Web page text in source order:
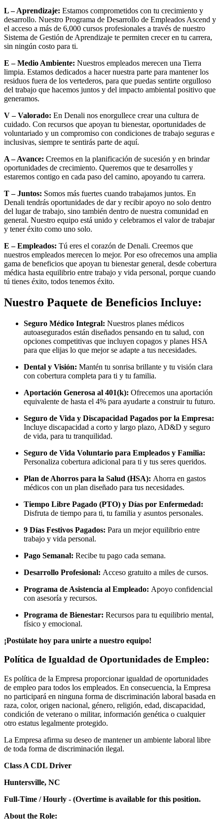
L – Aprendizaje: Estamos comprometidos con tu crecimiento y
desarrollo. Nuestro Programa de Desarrollo de Empleados Ascend y
el acceso a más de 6,000 cursos profesionales a través de nuestro
Sistema de Gestión de Aprendizaje te permiten crecer en tu carrera,
sin ningún costo para ti.
E – Medio Ambiente: Nuestros empleados merecen una Tierra
limpia. Estamos dedicados a hacer nuestra parte para mantener los
residuos fuera de los vertederos, para que puedas sentirte orgulloso
del trabajo que hacemos juntos y del impacto ambiental positivo que
generamos.
V – Valorado: En Denali nos enorgullece crear una cultura de
cuidado. Con recursos que apoyan tu bienestar, oportunidades de
voluntariado y un compromiso con condiciones de trabajo seguras e
inclusivas, siempre te sentirás parte de aquí.
A – Avance: Creemos en la planificación de sucesión y en brindar
oportunidades de crecimiento. Queremos que te desarrolles y
estaremos contigo en cada paso del camino, apoyando tu carrera.
T – Juntos: Somos más fuertes cuando trabajamos juntos. En
Denali tendrás oportunidades de dar y recibir apoyo no solo dentro
del lugar de trabajo, sino también dentro de nuestra comunidad en
general. Nuestro equipo está unido y celebramos el valor de trabajar
y tener éxito como uno solo.
E – Empleados: Tú eres el corazón de Denali. Creemos que
nuestros empleados merecen lo mejor. Por eso ofrecemos una amplia
gama de beneficios que apoyan tu bienestar general, desde cobertura
médica hasta equilibrio entre trabajo y vida personal, porque cuando
tú tienes éxito, todos tenemos éxito.
Nuestro Paquete de Beneficios Incluye:
Seguro Médico Integral: Nuestros planes médicos
autoasegurados están diseñados pensando en tu salud, con
opciones competitivas que incluyen copagos y planes HSA
para que elijas lo que mejor se adapte a tus necesidades.
Dental y Visión: Mantén tu sonrisa brillante y tu visión clara
con cobertura completa para ti y tu familia.
Aportación Generosa al 401(k): Ofrecemos una aportación
equivalente de hasta el 4% para ayudarte a construir tu futuro.
Seguro de Vida y Discapacidad Pagados por la Empresa:
Incluye discapacidad a corto y largo plazo, AD&D y seguro
de vida, para tu tranquilidad.
Seguro de Vida Voluntario para Empleados y Familia:
Personaliza cobertura adicional para ti y tus seres queridos.
Plan de Ahorros para la Salud (HSA): Ahorra en gastos
médicos con un plan diseñado para tus necesidades.
Tiempo Libre Pagado (PTO) y Días por Enfermedad:
Disfruta de tiempo para ti, tu familia y asuntos personales.
9 Días Festivos Pagados: Para un mejor equilibrio entre
trabajo y vida personal.
Pago Semanal: Recibe tu pago cada semana.
Desarrollo Profesional: Acceso gratuito a miles de cursos.
Programa de Asistencia al Empleado: Apoyo confidencial
con asesoría y recursos.
Programa de Bienestar: Recursos para tu equilibrio mental,
físico y emocional.
¡Postúlate hoy para unirte a nuestro equipo!
Política de Igualdad de Oportunidades de Empleo:
Es política de la Empresa proporcionar igualdad de oportunidades
de empleo para todos los empleados. En consecuencia, la Empresa
no participará en ninguna forma de discriminación laboral basada en
raza, color, origen nacional, género, religión, edad, discapacidad,
condición de veterano o militar, información genética o cualquier
otro estatus legalmente protegido.
La Empresa afirma su deseo de mantener un ambiente laboral libre
de toda forma de discriminación ilegal.
Class A CDL Driver
Huntersville, NC
Full-Time / Hourly - (Overtime is available for this position.
About the Role: